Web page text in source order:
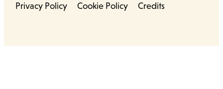
Privacy Policy
Cookie Policy Credits